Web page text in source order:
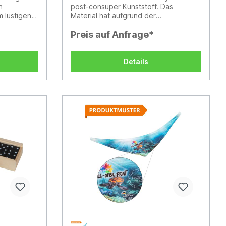
lustigen
post-consuper Kunststoff. Das
Material hat aufgrund der
Materials eine gesprenkelte
Oberfläche. EN71-konform. Nicht für
Kinder unter drei Jahren geeignet.
Durchmesser: 18 cm.
Preis auf Anfrage*
Details